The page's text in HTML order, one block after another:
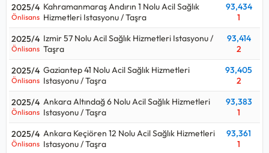
2025/4
Önlisans
Kahramanmaraş Andırın 1 Nolu Acil Sağlık
Hizmetleri Istasyonu / Taşra
93,434
1
2025/4
Önlisans
Izmir 57 Nolu Acil Sağlık Hizmetleri Istasyonu /
Taşra
93,414
2
2025/4
Önlisans
Gaziantep 41 Nolu Acil Sağlık Hizmetleri
Istasyonu / Taşra
93,405
2
2025/4
Önlisans
Ankara Altındağ 6 Nolu Acil Sağlık Hizmetleri
Istasyonu / Taşra
93,383
1
2025/4
Önlisans
Ankara Keçiören 12 Nolu Acil Sağlık Hizmetleri
Istasyonu / Taşra
93,361
1